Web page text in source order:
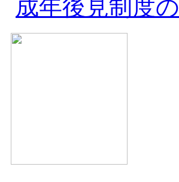
成年後見制度